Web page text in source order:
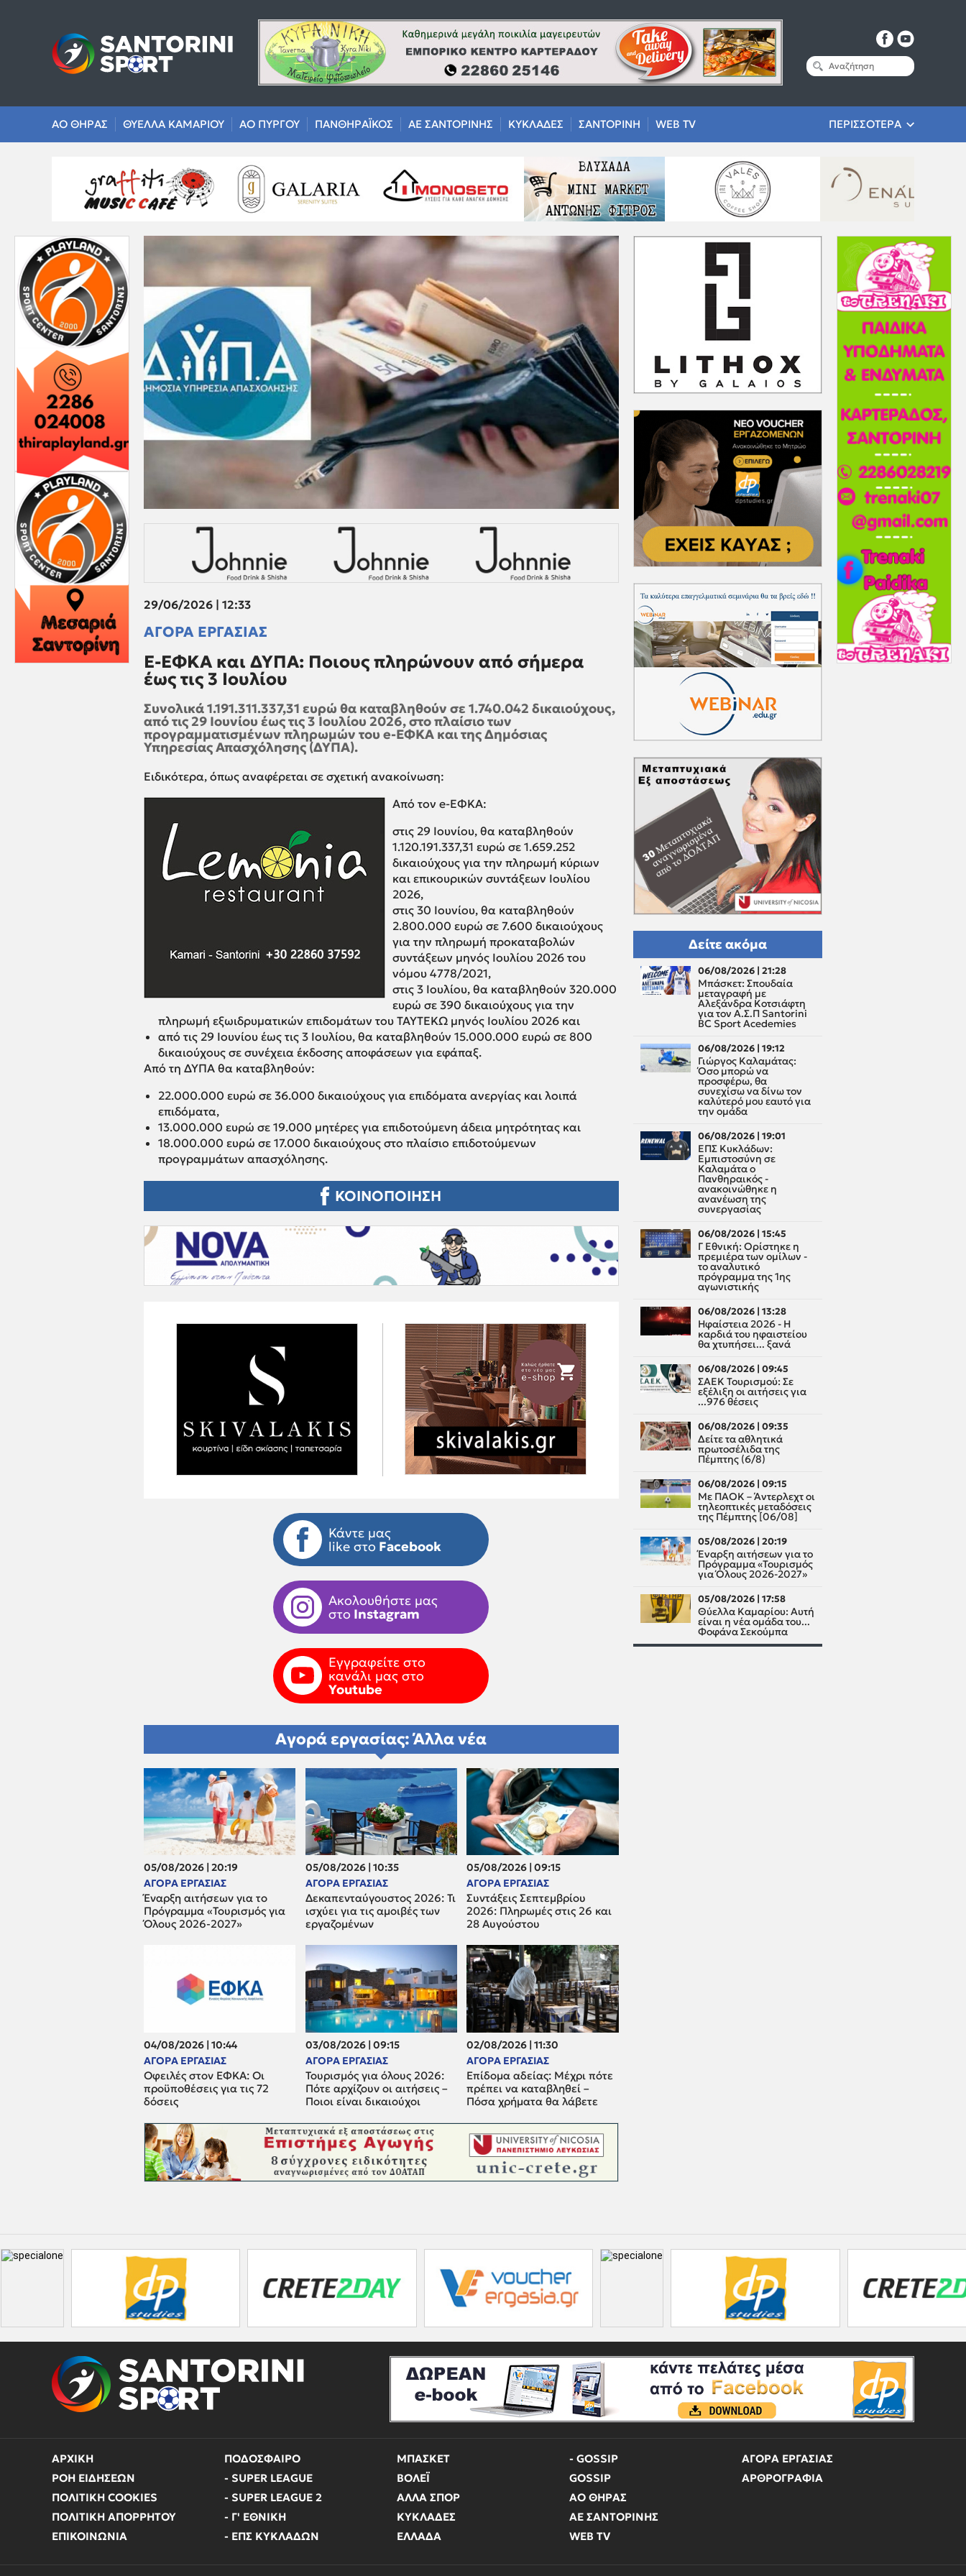
ΑΟ ΘΗΡΑΣ ΘΥΕΛΛΑ ΚΑΜΑΡΙΟΥ ΑΟ ΠΥΡΓΟΥ ΠΑΝΘΗΡΑΪΚΟΣ ΑΕ ΣΑΝΤΟΡΙΝΗΣ ΚΥΚΛΑΔΕΣ ΣΑΝΤΟΡΙΝΗ WEB TV ΠΕΡΙΣΣΟΤΕΡΑ
29/06/2026 | 12:33
ΑΓΟΡΑ ΕΡΓΑΣΙΑΣ
Ε-ΕΦΚΑ και ΔΥΠΑ: Ποιους πληρώνουν από σήμερα
έως τις 3 Iουλίου
Συνολικά 1.191.311.337,31 ευρώ θα καταβληθούν σε 1.740.042 δικαιούχους,
από τις 29 Ιουνίου έως τις 3 Ιουλίου 2026, στο πλαίσιο των
προγραμματισμένων πληρωμών του e-ΕΦΚΑ και της Δημόσιας
Υπηρεσίας Απασχόλησης (ΔΥΠΑ).
Ειδικότερα, όπως αναφέρεται σε σχετική ανακοίνωση:
Από τον e-ΕΦΚΑ:
στις 29 Ιουνίου, θα καταβληθούν
1.120.191.337,31 ευρώ σε 1.659.252
δικαιούχους για την πληρωμή κύριων
και επικουρικών συντάξεων Ιουλίου
2026,
στις 30 Ιουνίου, θα καταβληθούν
2.800.000 ευρώ σε 7.600 δικαιούχους
για την πληρωμή προκαταβολών
συντάξεων μηνός Ιουλίου 2026 του
νόμου 4778/2021,
στις 3 Ιουλίου, θα καταβληθούν 320.000
ευρώ σε 390 δικαιούχους για την
πληρωμή εξωιδρυματικών επιδομάτων του ΤΑΥΤΕΚΩ μηνός Ιουλίου 2026 και
από τις 29 Ιουνίου έως τις 3 Ιουλίου, θα καταβληθούν 15.000.000 ευρώ σε 800
δικαιούχους σε συνέχεια έκδοσης αποφάσεων για εφάπαξ.
Από τη ΔΥΠΑ θα καταβληθούν:
22.000.000 ευρώ σε 36.000 δικαιούχους για επιδόματα ανεργίας και λοιπά
επιδόματα,
13.000.000 ευρώ σε 19.000 μητέρες για επιδοτούμενη άδεια μητρότητας και
18.000.000 ευρώ σε 17.000 δικαιούχους στο πλαίσιο επιδοτούμενων
προγραμμάτων απασχόλησης.
ΚΟΙΝΟΠΟΙΗΣΗ
Κάντε μας
like στο Facebook
Ακολουθήστε μας
στο Instagram
Εγγραφείτε στο
κανάλι μας στο
Youtube
Αγορά εργασίας: Άλλα νέα
05/08/2026 | 20:19
ΑΓΟΡΑ ΕΡΓΑΣΙΑΣ
Έναρξη αιτήσεων για το
Πρόγραμμα «Τουρισμός για
Όλους 2026-2027»
05/08/2026 | 10:35
ΑΓΟΡΑ ΕΡΓΑΣΙΑΣ
Δεκαπενταύγουστος 2026: Τι
ισχύει για τις αμοιβές των
εργαζομένων
05/08/2026 | 09:15
ΑΓΟΡΑ ΕΡΓΑΣΙΑΣ
Συντάξεις Σεπτεμβρίου
2026: Πληρωμές στις 26 και
28 Αυγούστου
04/08/2026 | 10:44
ΑΓΟΡΑ ΕΡΓΑΣΙΑΣ
Οφειλές στον ΕΦΚΑ: Οι
προϋποθέσεις για τις 72
δόσεις
03/08/2026 | 09:15
ΑΓΟΡΑ ΕΡΓΑΣΙΑΣ
Τουρισμός για όλους 2026:
Πότε αρχίζουν οι αιτήσεις –
Ποιοι είναι δικαιούχοι
02/08/2026 | 11:30
ΑΓΟΡΑ ΕΡΓΑΣΙΑΣ
Επίδομα αδείας: Μέχρι πότε
πρέπει να καταβληθεί –
Πόσα χρήματα θα λάβετε
Δείτε ακόμα
06/08/2026 | 21:28
Μπάσκετ: Σπουδαία
μεταγραφή με
Αλεξάνδρα Κοτσιάφτη
για τον A.Σ.Π Santorini
BC Sport Acedemies
06/08/2026 | 19:12
Γιώργος Καλαμάτας:
Όσο μπορώ να
προσφέρω, θα
συνεχίσω να δίνω τον
καλύτερό μου εαυτό για
την ομάδα
06/08/2026 | 19:01
ΕΠΣ Κυκλάδων:
Εμπιστοσύνη σε
Καλαμάτα ο
Πανθηραικός -
ανακοινώθηκε η
ανανέωση της
συνεργασίας
06/08/2026 | 15:45
Γ Εθνική: Ορίστηκε η
πρεμιέρα των ομίλων -
το αναλυτικό
πρόγραμμα της 1ης
αγωνιστικής
06/08/2026 | 13:28
Ηφαίστεια 2026 - Η
καρδιά του ηφαιστείου
θα χτυπήσει... ξανά
06/08/2026 | 09:45
ΣΑΕΚ Τουρισμού: Σε
εξέλιξη οι αιτήσεις για
...976 θέσεις
06/08/2026 | 09:35
Δείτε τα αθλητικά
πρωτοσέλιδα της
Πέμπτης (6/8)
06/08/2026 | 09:15
Με ΠΑΟΚ – Άντερλεχτ οι
τηλεοπτικές μεταδόσεις
της Πέμπτης [06/08]
05/08/2026 | 20:19
Έναρξη αιτήσεων για το
Πρόγραμμα «Τουρισμός
για Όλους 2026-2027»
05/08/2026 | 17:58
Θύελλα Καμαρίου: Αυτή
είναι η νέα ομάδα του...
Φοφάνα Σεκούμπα
ΑΡΧΙΚΗ
ΡΟΗ ΕΙΔΗΣΕΩΝ
ΠΟΛΙΤΙΚΗ COOKIES
ΠΟΛΙΤΙΚΗ ΑΠΟΡΡΗΤΟΥ
ΕΠΙΚΟΙΝΩΝΙΑ
ΠΟΔΟΣΦΑΙΡΟ
- SUPER LEAGUE
- SUPER LEAGUE 2
- Γ' ΕΘΝΙΚΗ
- ΕΠΣ ΚΥΚΛΑΔΩΝ
ΜΠΑΣΚΕΤ
ΒΟΛΕΪ
ΑΛΛΑ ΣΠΟΡ
ΚΥΚΛΑΔΕΣ
ΕΛΛΑΔΑ
- GOSSIP
GOSSIP
ΑΟ ΘΗΡΑΣ
ΑΕ ΣΑΝΤΟΡΙΝΗΣ
WEB TV
ΑΓΟΡΑ ΕΡΓΑΣΙΑΣ
ΑΡΘΡΟΓΡΑΦΙΑ